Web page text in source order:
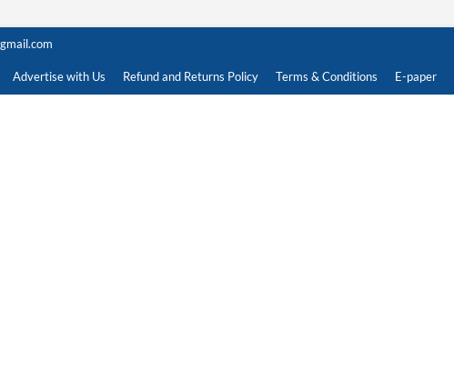
Advertise with Us Refund and Returns Policy Terms & Conditions E-paper